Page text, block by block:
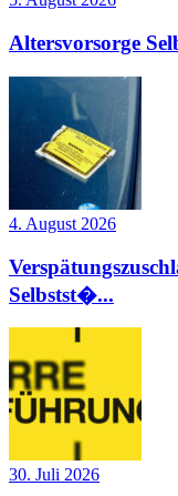
Altersvorsorge
4. August 2026
Selbstst�...
30. Juli 2026